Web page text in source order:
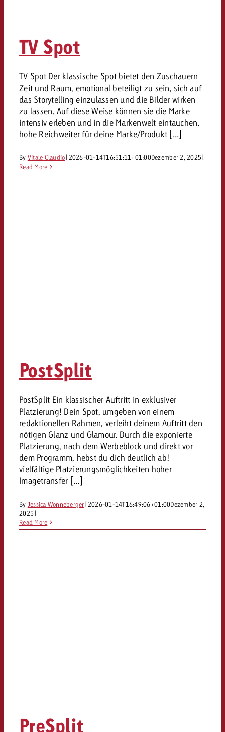
TV Spot
TV Spot Der klassische Spot bietet den Zuschauern
Zeit und Raum, emotional beteiligt zu sein, sich auf
das Storytelling einzulassen und die Bilder wirken
zu lassen. Auf diese Weise können sie die Marke
intensiv erleben und in die Markenwelt eintauchen.
hohe Reichweiter für deine Marke/Produkt [...]
By Vitale Claudio| 2026-01-14T16:51:11+01:00Dezember 2, 2025|
Read More
PostSplit
PostSplit Ein klassischer Auftritt in exklusiver
Platzierung! Dein Spot, umgeben von einem
redaktionellen Rahmen, verleiht deinem Auftritt den
nötigen Glanz und Glamour. Durch die exponierte
Platzierung, nach dem Werbeblock und direkt vor
dem Programm, hebst du dich deutlich ab!
vielfältige Platzierungsmöglichkeiten hoher
Imagetransfer [...]
By Jessica Wonneberger| 2026-01-14T16:49:06+01:00Dezember 2,
2025|
Read More
PreSplit